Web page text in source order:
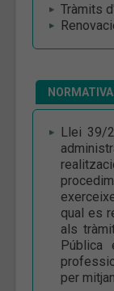
Tràmits
NORMATIVA
Llei 39/
qual es
als
Pública
per